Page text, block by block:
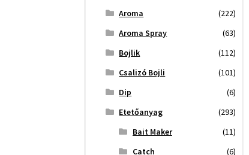
Aroma
(222)
Aroma Spray
(63)
Bojlik
(112)
Csalizó Bojli
(101)
Dip
(6)
Etetőanyag
(293)
Bait Maker
(11)
Catch
(6)